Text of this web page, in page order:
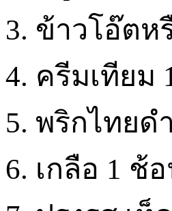
3. ข้าวโอ๊ตห
4. ครีมเทียม
5. พริกไทยด
6. เกลือ 1 ช้